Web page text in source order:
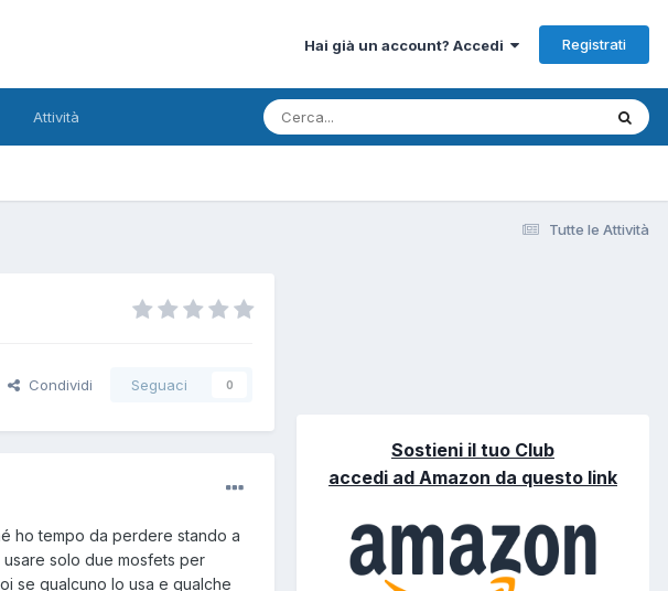
Hai già un account? Accedi Registrati
Attività
Tutte le Attività
Condividi Seguaci 0
ho tempo da perdere stando a
solo due mosfets per
se qualcuno lo usa e qualche
Sostieni il tuo Club
accedi ad Amazon da questo link